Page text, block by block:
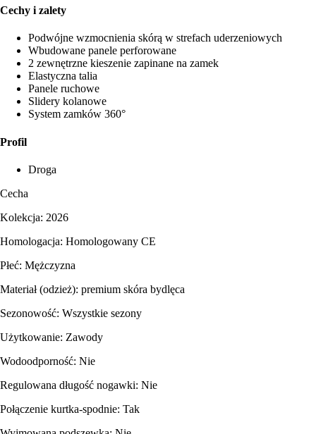
Cechy i zalety
Podwójne wzmocnienia skórą w strefach uderzeniowych
Wbudowane panele perforowane
2 zewnętrzne kieszenie zapinane na zamek
Elastyczna talia
Panele ruchowe
Slidery kolanowe
System zamków 360°
Profil
Droga
Cecha
Kolekcja: 2026
Homologacja: Homologowany CE
Płeć: Mężczyzna
Materiał (odzież): premium skóra bydlęca
Sezonowość: Wszystkie sezony
Użytkowanie: Zawody
Wodoodporność: Nie
Regulowana długość nogawki: Nie
Połączenie kurtka-spodnie: Tak